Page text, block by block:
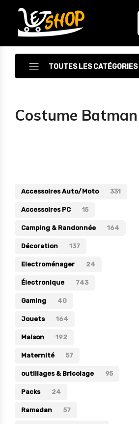
Letshop.dz
TOUTES LES CATÉGORIES
Décoration
Electroménager
Électronique
Jouets
Maison
Maternité
Outillages & Bricolage
Packs
Sac à dos et Mode
Soins & Beauté
Sport
Divers
Costume Batman
Accessoires Auto/Moto 331
Accessoires PC 15
Camping & Randonnée 164
Décoration 137
Electroménager 24
Électronique 743
Gaming 40
Jouets 164
Maison 192
Maternité 57
outillages & Bricolage 95
Packs 24
Ramadan 57